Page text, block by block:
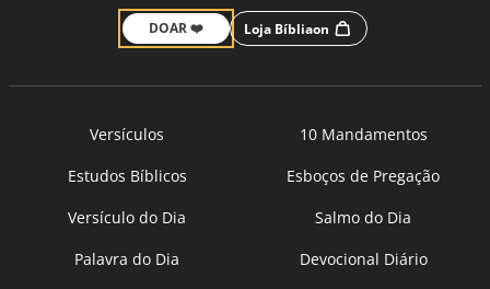
DOAR ❤️ Loja Bíbliaon
Versículos
10 Mandamentos
Estudos Bíblicos
Esboços de Pregação
Versículo do Dia
Salmo do Dia
Palavra do Dia
Devocional Diário